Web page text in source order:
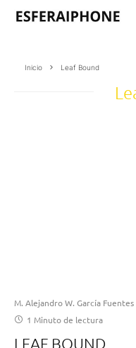
Inicio Leaf Bound
M. Alejandro W. García Fuentes
1 Minuto de lectura
LEAF BOUND